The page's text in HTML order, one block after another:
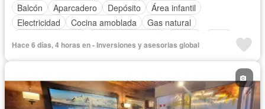
Balcón
Aparcadero Depósito
Área infantil
Electricidad
Cocina amoblada
Gas natural
Hace 6 días, 4 horas en - Inversiones y asesorias global